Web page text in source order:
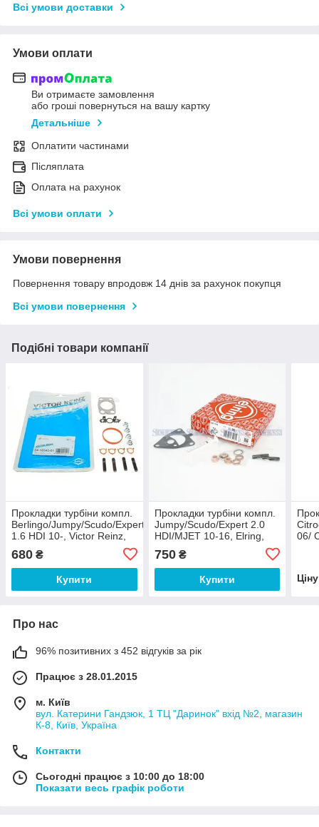
Всі умови доставки
Умови оплати
Ви отримаєте замовлення
або гроші повернуться на вашу картку
Детальніше
Оплатити частинами
Післяплата
Оплата на рахунок
Всі умови оплати
Умови повернення
Повернення товару впродовж 14 днів за рахунок покупця
Всі умови повернення
Подібні товари компанії
Прокладки турбіни компл.
Berlingo/Jumpy/Scudo/Expert/Partner
1.6 HDI 10-, Victor Reinz,
680 ₴
Купити
Прокладки турбіни компл.
Jumpy/Scudo/Expert 2.0
HDI/MJET 10-16, Elring,
750₴
Купити
06/
Про нас
96% позитивних з 452 відгуків за рік
Працює з 28.01.2015
м. Київ
вул. Катерини Гандзюк, 1 ТЦ "Даринок" вхід №2, магазин
К-8, Київ, Україна
Контакти
Сьогодні працює з 10:00 до 18:00
Показати весь графік роботи